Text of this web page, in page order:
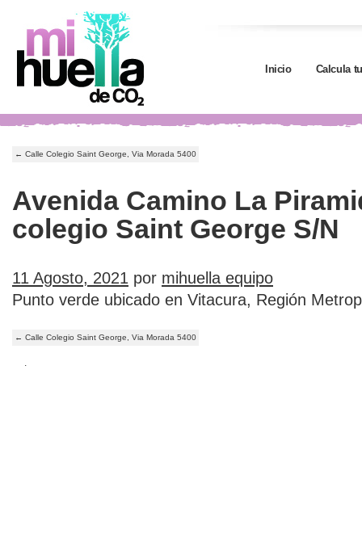
Inicio Calcula
← Calle Colegio Saint George, Via Morada 5400
Avenida Camino La
colegio Saint George S/N
11 Agosto, 2021 por mihuella equipo
Punto verde ubicado en Vitacura, Región
← Calle Colegio Saint George, Via Morada 5400
.